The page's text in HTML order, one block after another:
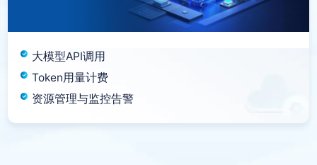
大模型API调用
Token用量计费
资源管理与监控告警